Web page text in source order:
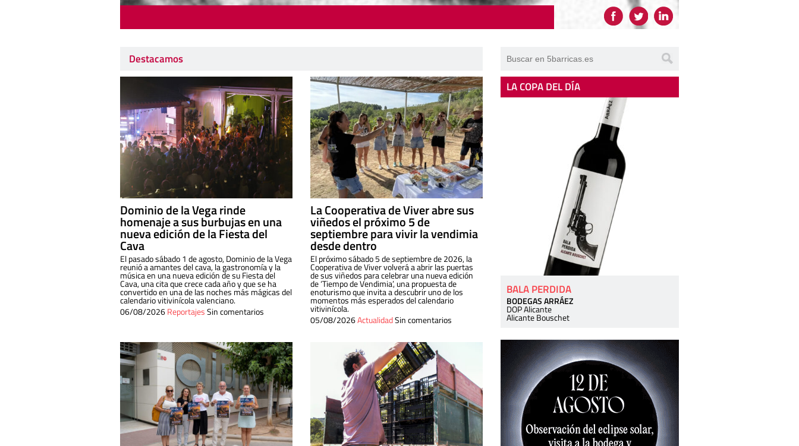
Destacamos
Dominio de la Vega rinde
homenaje a sus burbujas en una
nueva edición de la Fiesta del
Cava
El pasado sábado 1 de agosto, Dominio de la Vega
reunió a amantes del cava, la gastronomía y la
música en una nueva edición de su Fiesta del
Cava, una cita que crece cada año y que se ha
convertido en una de las noches más mágicas del
calendario vitivinícola valenciano.
06/08/2026ReportajesSin comentarios
La Cooperativa de Viver abre sus
viñedos el próximo 5 de
septiembre para vivir la vendimia
desde dentro
El próximo sábado 5 de septiembre de 2026, la
Cooperativa de Viver volverá a abrir las puertas
de sus viñedos para celebrar una nueva edición
de ‘Tiempo de Vendimia’, una propuesta de
enoturismo que invita a descubrir uno de los
momentos más esperados del calendario
vitivinícola.
05/08/2026ActualidadSin comentarios
LA COPA DEL DÍA
BALA PERDIDA
BODEGAS ARRÁEZ
DOP Alicante
Alicante Bouschet